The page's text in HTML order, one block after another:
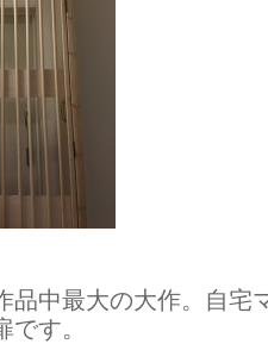
品中最大の大作。自宅
す。